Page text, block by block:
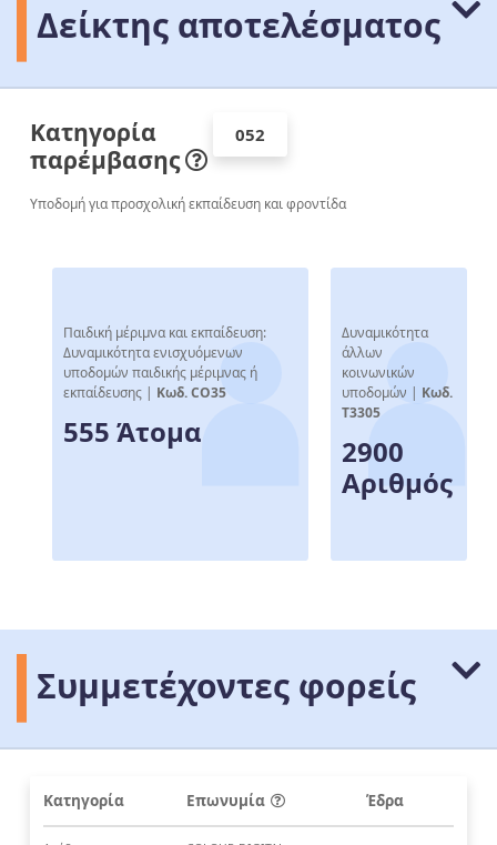
Δείκτης αποτελέσματος
Κατηγορία
παρέμβασης
052
Υποδομή για προσχολική εκπαίδευση και φροντίδα
Παιδική μέριμνα και εκπαίδευση:
Δυναμικότητα ενισχυόμενων
υποδομών παιδικής μέριμνας ή
εκπαίδευσης | Κωδ. CO35
555 Άτομα
Δυναμικότητα
άλλων
κοινωνικών
υποδομών | Κωδ.
T3305
2900
Αριθμός
Συμμετέχοντες φορείς
Κατηγορία Επωνυμία Έδρα